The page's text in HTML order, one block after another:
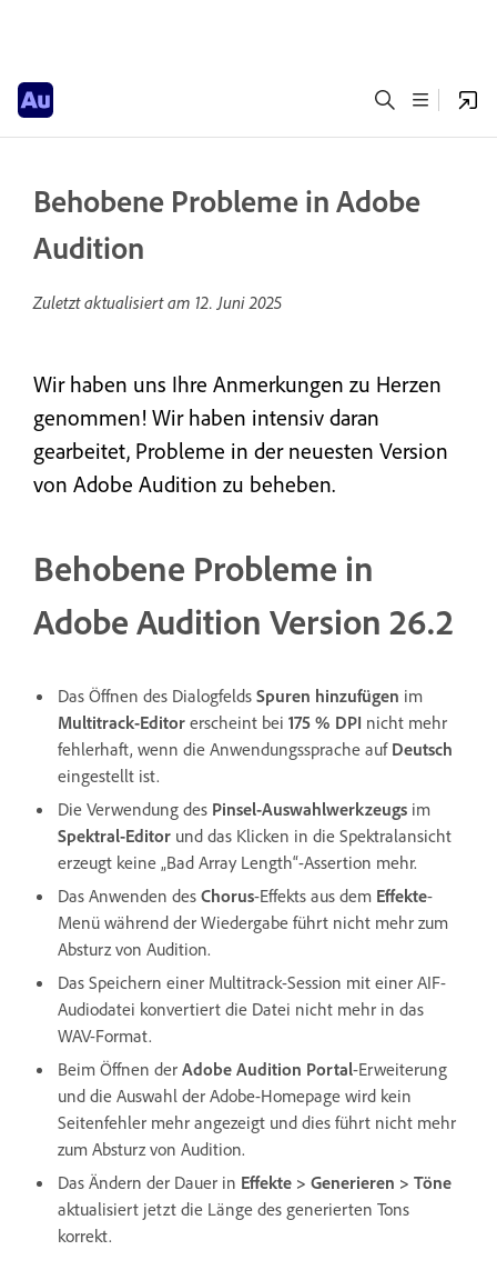
Behobene Probleme in Adobe
Audition
Zuletzt aktualisiert am 12. Juni 2025
Wir haben uns Ihre Anmerkungen zu Herzen
genommen! Wir haben intensiv daran
gearbeitet, Probleme in der neuesten Version
von Adobe Audition zu beheben.
Behobene Probleme in
Adobe Audition Version 26.2
Das Öffnen des Dialogfelds Spuren hinzufügen im
Multitrack-Editor erscheint bei 175 % DPI nicht mehr
fehlerhaft, wenn die Anwendungssprache auf Deutsch
eingestellt ist.
Die Verwendung des Pinsel-Auswahlwerkzeugs im
Spektral-Editor und das Klicken in die Spektralansicht
erzeugt keine „Bad Array Length“-Assertion mehr.
Das Anwenden des Chorus-Effekts aus dem Effekte-
Menü während der Wiedergabe führt nicht mehr zum
Absturz von Audition.
Das Speichern einer Multitrack-Session mit einer AIF-
Audiodatei konvertiert die Datei nicht mehr in das
WAV-Format.
Beim Öffnen der Adobe Audition Portal-Erweiterung
und die Auswahl der Adobe-Homepage wird kein
Seitenfehler mehr angezeigt und dies führt nicht mehr
zum Absturz von Audition.
Das Ändern der Dauer in Effekte > Generieren > Töne
aktualisiert jetzt die Länge des generierten Tons
korrekt.